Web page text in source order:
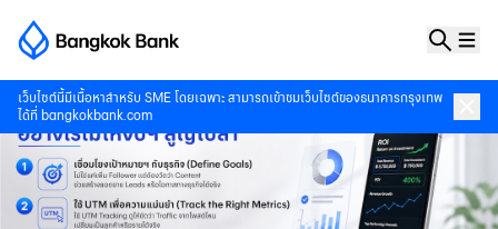
เว็บไซต์นี้มีเนื้อหาสำหรับ SME โดยเฉพาะ สามารถเข้าชมเว็บไซต์ของธนาคารกรุงเทพ
ได้ที่ bangkokbank.com